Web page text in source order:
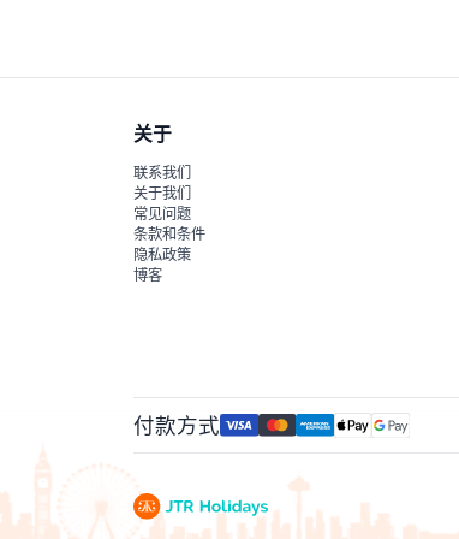
关于
联系我们
关于我们
常见问题
条款和条件
隐私政策
博客
付款方式